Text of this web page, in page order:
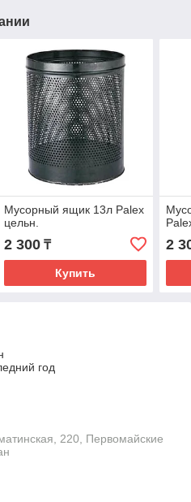
Мусорный ящик 13л Palex
цельн.
2 300₸
Купить
2
год
220, Первомайские